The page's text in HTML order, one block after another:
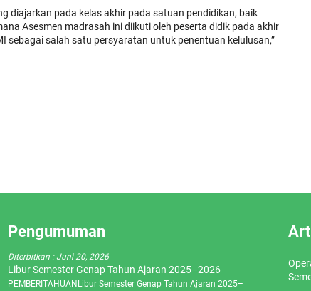
diajarkan pada kelas akhir pada satuan pendidikan, baik
Asesmen madrasah ini diikuti oleh peserta didik pada akhir
sebagai salah satu persyaratan untuk penentuan kelulusan,”
Pengumuman
Diterbitkan :Juni 20, 2026
Libur Semester Genap Tahun Ajaran 2025–2026
PEMBERITAHUANLibur Semester Genap Tahun Ajaran 2025–